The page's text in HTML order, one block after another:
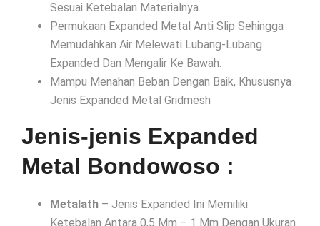
Sesuai Ketebalan Materialnya.
Permukaan Expanded Metal Anti Slip Sehingga
Memudahkan Air Melewati Lubang-Lubang
Expanded Dan Mengalir Ke Bawah.
Mampu Menahan Beban Dengan Baik, Khususnya
Jenis Expanded Metal Gridmesh
Jenis-jenis Expanded
Metal Bondowoso :
Metalath – Jenis Expanded Ini Memiliki
Ketebalan Antara 0,5 Mm – 1 Mm Dengan Ukuran